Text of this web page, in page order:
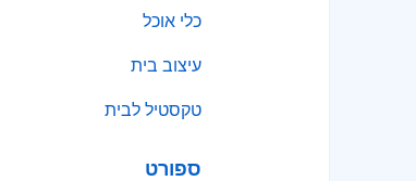
כלי אוכל
עיצוב בית
טקסטיל לבית
ספורט